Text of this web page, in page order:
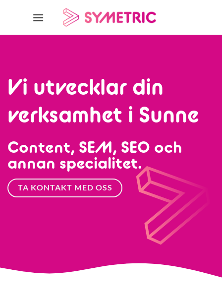
Vi utvecklar din
verksamhet i Sunne
Content, SEM, SEO och
annan specialitet.
TA KONTAKT MED OSS